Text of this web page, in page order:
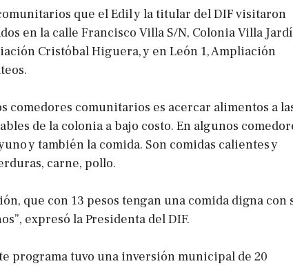
que el Edil y la titular del DIF visitaron
en la calle Francisco Villa S/N, Colonia Villa
Cristóbal Higuera, y en León 1, Ampliación
comedores comunitarios es acercar alimentos a
de la colonia a bajo costo. En algunos
y también la comida. Son comidas calientes y
carne, pollo.
que con 13 pesos tengan una comida digna con
expresó la Presidenta del DIF.
programa tuvo una inversión municipal de 20